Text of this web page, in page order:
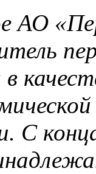
АО
С